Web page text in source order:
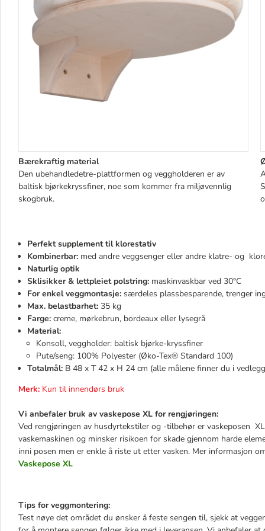
Bærekraftig material
Den ubehandledetre-plattformen og veggholderen er av
baltisk bjørkekryssfiner, noe som kommer fra miljøvennlig
skogbruk.
Perfekt supplement til klorestativ
Kombinerbar: med andre veggsenger eller andre klatre- og
Naturlig optik
Sklisikker & lettpleiet polstring: maskinvaskbar ved 30°C
For enkel veggmontasje: særdeles plassbesparende, trenger
Max. belastbarhet: 35 kg
Farge: creme, mørkebrun, bordeaux eller lysegrå
Material:
Konsoll, veggholder: baltisk bjørke-kryssfiner
Pute/seng: 100% Polyester (Øko-Tex® Standard 100)
Totalmål: B 48 x T 42 x H 24 cm (alle målene finner du i
Merk: Kun til innendørs bruk
Vi anbefaler bruk av vaskepose XL for rengjøringen:
Ved rengjøringen av husdyrtekstiler og -tilbehør er vaskeposen
vaskemaskinen og minsker risikoen for skade gjennom harde
inni posen men er enkle å riste ut etter vasken. Mer informasjon
Vaskepose XL
Tips for veggmontering:
Test nøye det området du ønsker å feste sengen til, sjekk at